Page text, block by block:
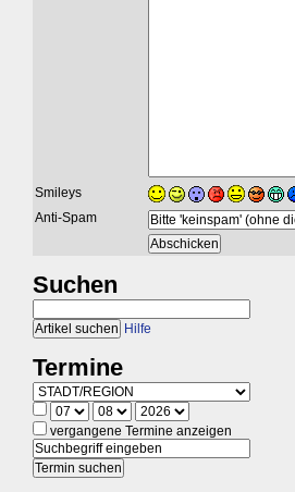
Smileys
Anti-Spam
Suchen
Hilfe
Termine
vergangene Termine anzeigen